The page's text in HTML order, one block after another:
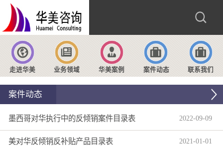
走进华美 业务领域 华美案例 案件动态 联系我们
案件动态
墨西哥对华执行中的反倾销案件目录表 2022-09-09
美对华反倾销反补贴产品目录表 2021 -01 -01